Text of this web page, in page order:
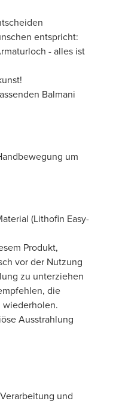
entspricht:
- alles ist
Balmani
um
(Lithofin Easy-
Produkt,
vor der Nutzung
zu unterziehen
die
wiederholen.
Ausstrahlung
und